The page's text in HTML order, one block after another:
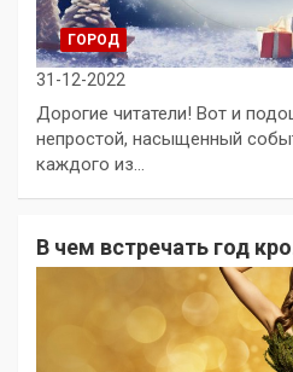
ГОРОД
31-12-2022
Дорогие читатели! Вот и
непростой, насыщенный
каждого из…
В чем встречать год